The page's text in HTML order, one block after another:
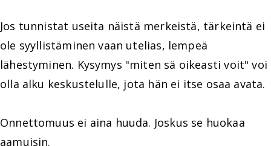
Jos tunnistat useita näistä merkeistä, tärkeintä ei
ole syyllistäminen vaan utelias, lempeä
lähestyminen. Kysymys "miten sä oikeasti voit" voi
olla alku keskustelulle, jota hän ei itse osaa avata.
Onnettomuus ei aina huuda. Joskus se huokaa
aamuisin.